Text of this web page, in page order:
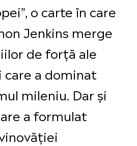
o carte în care
Jenkins merge
de forță ale
a dominat
mileniu. Dar și
a formulat